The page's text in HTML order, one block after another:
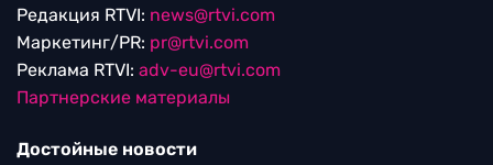
Редакция RTVI: news@rtvi.com
Маркетинг/PR: pr@rtvi.com
Реклама RTVI: adv-eu@rtvi.com
Партнерские материалы
Достойные новости